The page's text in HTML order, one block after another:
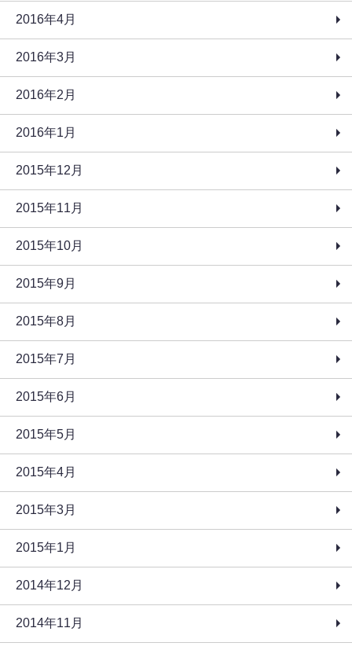
2016年4月
2016年3月
2016年2月
2016年1月
2015年12月
2015年11月
2015年10月
2015年9月
2015年8月
2015年7月
2015年6月
2015年5月
2015年4月
2015年3月
2015年1月
2014年12月
2014年11月